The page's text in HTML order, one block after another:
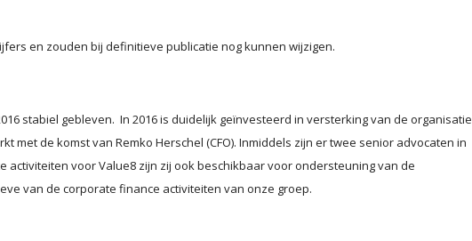
en zouden bij definitieve publicatie nog kunnen wijzigen.
stabiel gebleven. In 2016 is duidelijk geïnvesteerd in versterking van de organisatie
met de komst van Remko Herschel (CFO). Inmiddels zijn er twee senior advocaten in
activiteiten voor Value8 zijn zij ook beschikbaar voor ondersteuning van de
van de corporate finance activiteiten van onze groep.